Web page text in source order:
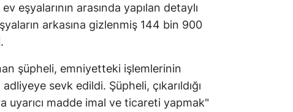
eşyalarının arasında yapılan detaylı
arkasına gizlenmiş 144 bin 900
şüpheli, emniyetteki işlemlerinin
sevk edildi. Şüpheli, çıkarıldığı
uyarıcı madde imal ve ticareti yapmak"